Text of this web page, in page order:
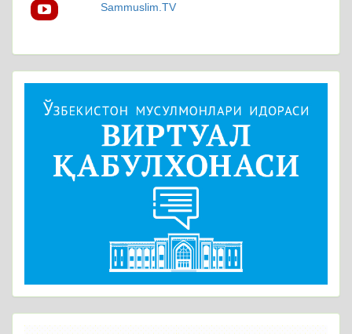
Sammuslim.TV